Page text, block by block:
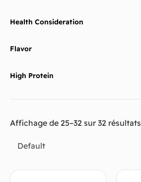
Health Consideration
Flavor
High Protein
Affichage de 25–32 sur 32 résultats
Default